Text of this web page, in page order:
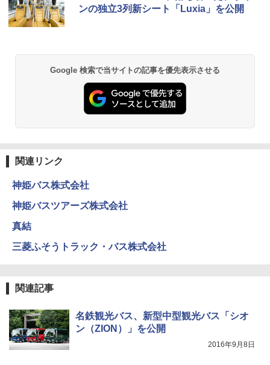
0ml（連続噴射30秒）110ml（連続噴射15
防災用品 長期保存可能 緊急時用 日本国内発
￥3,680
026リニューアル 急速冷凍 空間倍増 衛生的
-08EX カーキ ソロキャンプ ポリエステル フ
￥6,459
ンの独立3列新シート「Luxia」を公開
Google 検索で当サイトの記事を優先表示させる
関連リンク
神姫バス株式会社
神姫バスツアーズ株式会社
真結
三菱ふそうトラック・バス株式会社
関連記事
名鉄観光バス、新型中型観光バス「シオ
ン（ZION）」を公開
2016年9月8日